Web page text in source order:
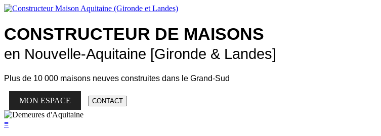
CONSTRUCTEUR DE MAISONS
en Nouvelle-Aquitaine [Gironde & Landes]
Plus de 10 000 maisons neuves construites dans le Grand-Sud
MON ESPACE CONTACT
≡